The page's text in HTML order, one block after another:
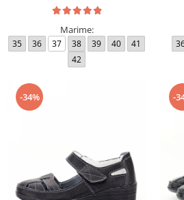
Marime:
35 36 37 38 39 40
41
42
-34% -